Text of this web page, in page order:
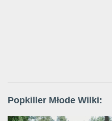
Popkiller Młode Wilki: